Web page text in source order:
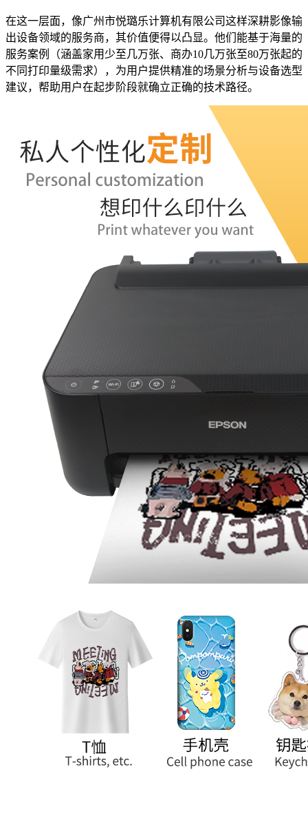
在这一层面，像广州市悦璐乐计算机有限公司这样深耕影像输
出设备领域的服务商，其价值便得以凸显。他们能基于海量的
服务案例（涵盖家用少至几万张、商办10几万张至80万张起的
不同打印量级需求），为用户提供精准的场景分析与设备选型
建议，帮助用户在起步阶段就确立正确的技术路径。